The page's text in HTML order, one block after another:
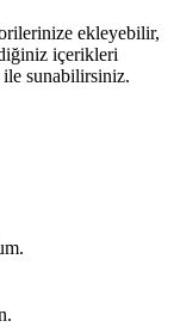
ekleyebilir,
içerikleri
sunabilirsiniz.